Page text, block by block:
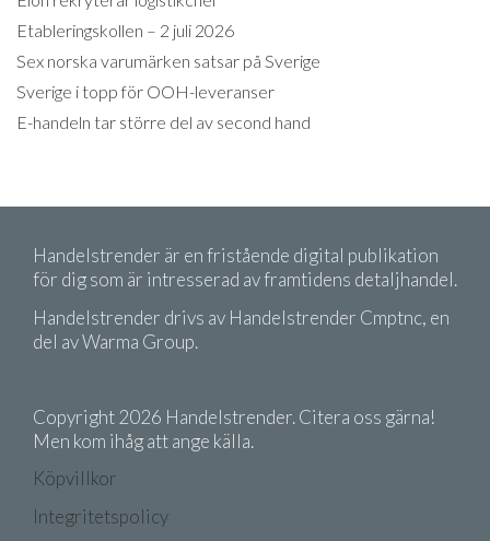
Etableringskollen – 2 juli 2026
Sex norska varumärken satsar på Sverige
Sverige i topp för OOH-leveranser
E-handeln tar större del av second hand
Handelstrender är en fristående digital publikation
för dig som är intresserad av framtidens detaljhandel.
Handelstrender drivs av Handelstrender Cmptnc, en
del av Warma Group.
Copyright 2026 Handelstrender. Citera oss gärna!
Men kom ihåg att ange källa.
Köpvillkor
Integritetspolicy